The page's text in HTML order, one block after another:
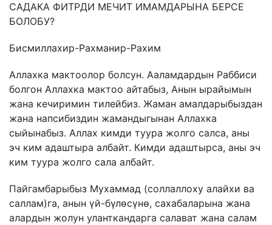
САДАКА ФИТРДИ МЕЧИТ ИМАМДАРЫНА БЕРСЕ
БОЛОБУ?
Бисмиллахир-Рахманир-Рахим
Аллахка мактоолор болсун. Ааламдардын Раббиси
болгон Аллахка мактоо айтабыз, Анын ырайымын
жана кечиримин тилейбиз. Жаман амалдарыбыздан
жана напсибиздин жамандыгынан Аллахка
сыйынабыз. Аллах кимди туура жолго салса, аны
эч ким адаштыра албайт. Кимди адаштырса, аны эч
ким туура жолго сала албайт.
Пайгамбарыбыз Мухаммад (соллаллоху алайхи ва
саллам)га, анын үй-бүлөсүнө, сахабаларына жана
алардын жолун уланткандарга салават жана салам